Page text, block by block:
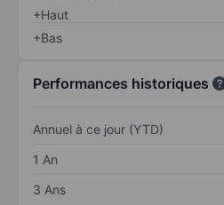
+Haut
+Bas
Performances historiques
Annuel à ce jour (YTD)
1 An
3 Ans